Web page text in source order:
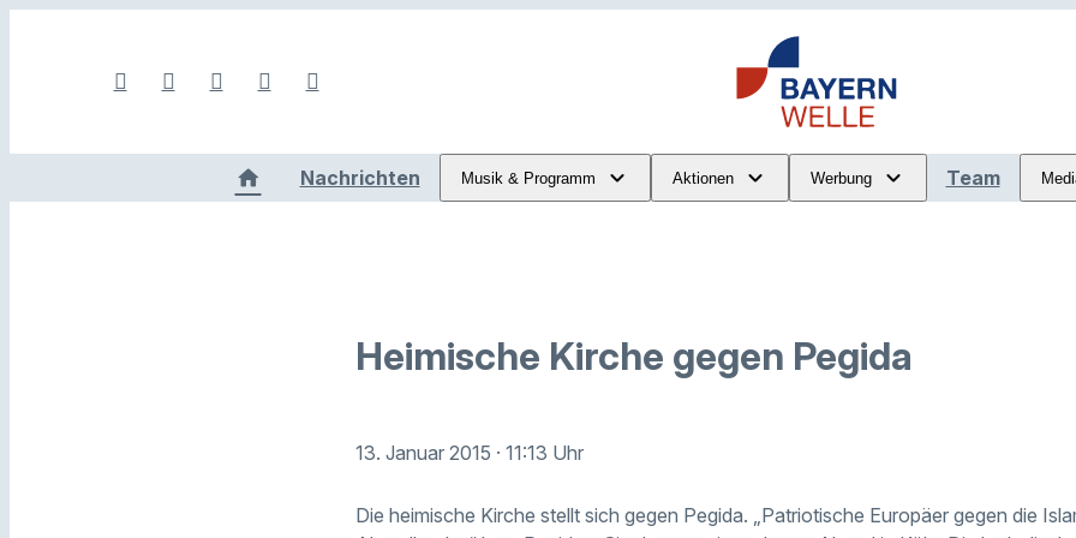
Nachrichten Musik & Programm Aktionen Werbung Team
Heimische Kirche gegen Pegida
13. Januar 2015 · 11:13 Uhr
Die heimische Kirche stellt sich gegen Pegida. „Patriotische Europäer gegen die